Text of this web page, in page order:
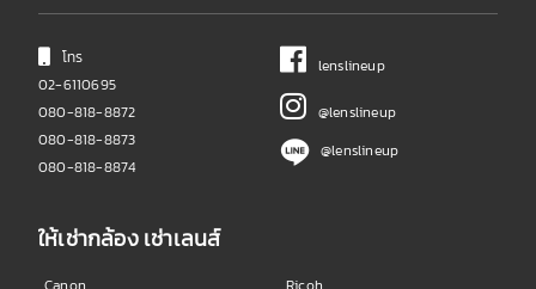
โทร
02-6110695
080-818-8872
080-818-8873
080-818-8874
lenslineup
@lenslineup
@lenslineup
ให้เช่ากล้อง เช่าเลนส์